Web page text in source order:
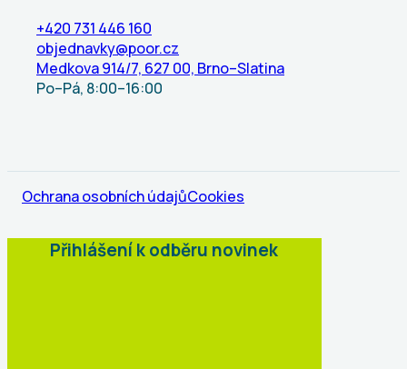
+420 731 446 160
objednavky@poor.cz
Medkova 914/7, 627 00, Brno–Slatina
Po–Pá, 8:00–16:00
Ochrana osobních údajůCookies
Přihlášení k odběru novinek